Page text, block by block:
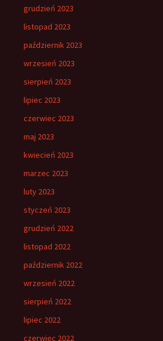
grudzień 2023
listopad 2023
październik 2023
wrzesień 2023
sierpień 2023
lipiec 2023
czerwiec 2023
maj 2023
kwiecień 2023
marzec 2023
luty 2023
styczeń 2023
grudzień 2022
listopad 2022
październik 2022
wrzesień 2022
sierpień 2022
lipiec 2022
czerwiec 2022